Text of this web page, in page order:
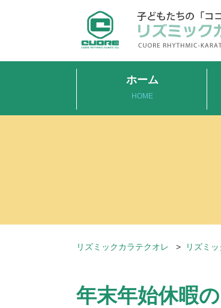
ホーム
HOME
リズミックカラテクオレ > リズミ
年末年始休暇